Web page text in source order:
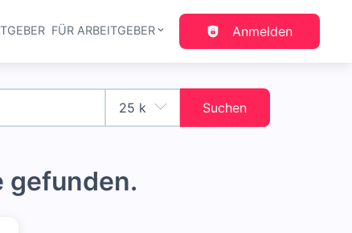
FÜR ARBEITGEBER Anmelden
Suchen
gefunden.